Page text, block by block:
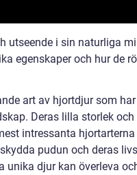
utseende i sin naturliga
egenskaper och hur de
art av hjortdjur som har
Deras lilla storlek och
intressanta
pudun och deras
unika djur kan överleva